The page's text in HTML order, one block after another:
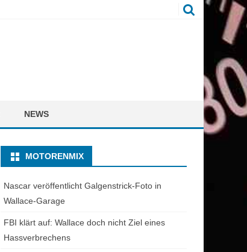
NEWS
MOTORENMIX
Nascar veröffentlicht Galgenstrick-Foto in
Wallace-Garage
FBI klärt auf: Wallace doch nicht Ziel eines
Hassverbrechens